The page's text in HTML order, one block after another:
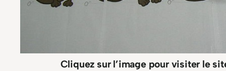
Cliquez sur l’image pour visiter le